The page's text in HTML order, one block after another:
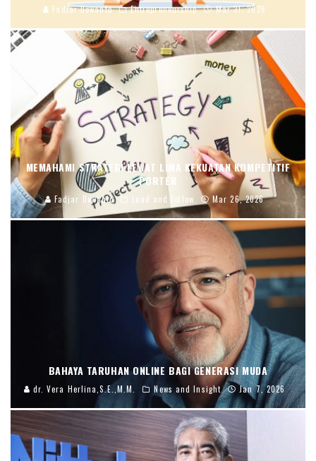
Fadjar Dewanto Entrepreneurship Mar 31, 2026
MEMAHAMI STRATEGI LEWAT LIMA KEKUATAN KOMPETITIF
PORTER
Fadjar Dewanto Lead and Follow Mar 26, 2026
BAHAYA TARUHAN ONLINE BAGI GENERASI MUDA
dr. Vera Herlina,S.E.,M.M. News and Insight Jan 7, 2026